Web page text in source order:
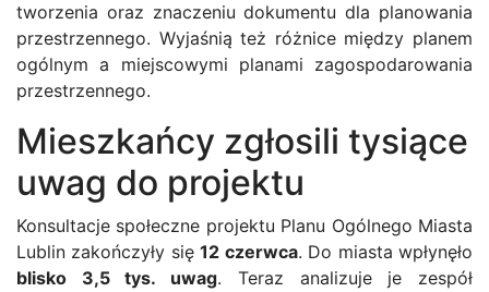
tworzenia oraz znaczeniu dokumentu dla planowania
przestrzennego. Wyjaśnią też różnice między planem
ogólnym a miejscowymi planami zagospodarowania
przestrzennego.
Mieszkańcy zgłosili tysiące
uwag do projektu
Konsultacje społeczne projektu Planu Ogólnego Miasta
Lublin zakończyły się12 czerwca. Do miasta wpłynęło
blisko 3,5 tys. uwag. Teraz analizuje je zespół